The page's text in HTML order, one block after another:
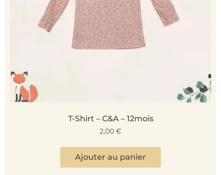
T-Shirt – C&A – 12mois
2,00 €
Ajouter au panier